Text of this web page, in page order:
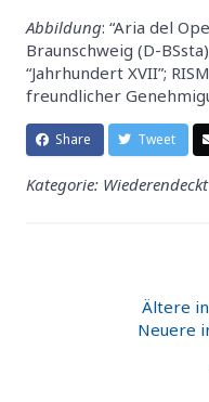
Abbildung: “Aria del
Braunschweig (D-
“Jahrhundert XVII”;
freundlicher
Share Tweet
Kategorie: Wiederendeckt
Ältere
Neuere